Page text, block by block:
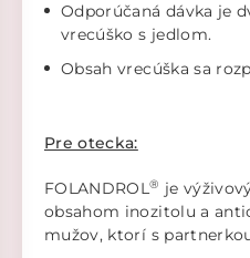
Odporúčaná dávka je
vrecúško s jedlom.
Obsah vrecúška sa
Pre otecka:
FOLANDROL® je
obsahom inozitolu a
mužov, ktorí s